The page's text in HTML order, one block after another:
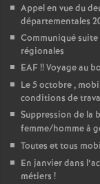
Appel en vue du
départementales
Communiqué
régionales
EAF!! Voyage au
Le 5 octobre ,
conditions de
Suppression de la
femme/homme à
Toutes et tous
En janvier dans
métiers !